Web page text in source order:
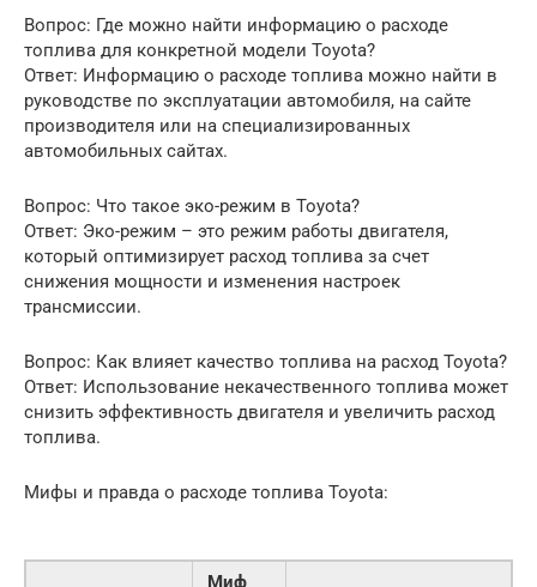
Вопрос: Где можно найти информацию о расходе
топлива для конкретной модели Toyota?
Ответ: Информацию о расходе топлива можно найти в
руководстве по эксплуатации автомобиля, на сайте
производителя или на специализированных
автомобильных сайтах.
Вопрос: Что такое эко-режим в Toyota?
Ответ: Эко-режим – это режим работы двигателя,
который оптимизирует расход топлива за счет
снижения мощности и изменения настроек
трансмиссии.
Вопрос: Как влияет качество топлива на расход Toyota?
Ответ: Использование некачественного топлива может
снизить эффективность двигателя и увеличить расход
топлива.
Мифы и правда о расходе топлива Toyota:
Миф